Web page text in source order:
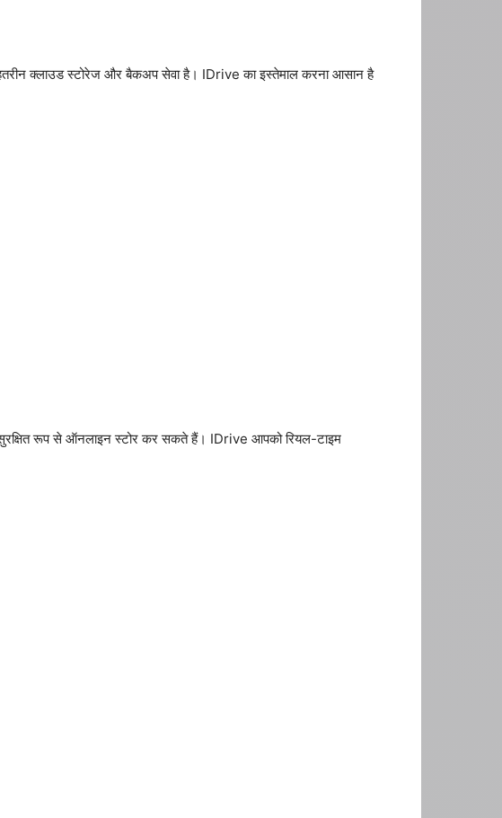
क्लाउड स्टोरेज और बैकअप सेवा है। IDrive का इस्तेमाल करना आसान है
रूप से ऑनलाइन स्टोर कर सकते हैं। IDrive आपको रियल-टाइम